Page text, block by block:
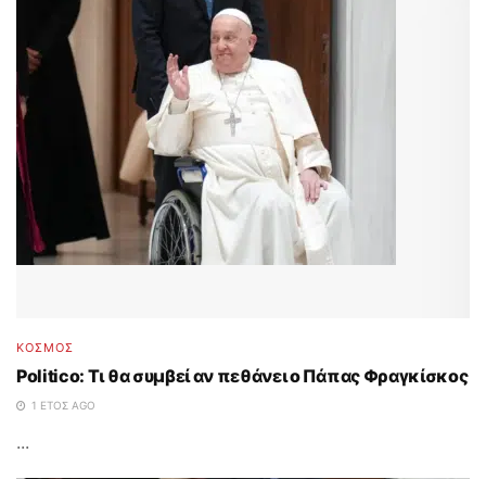
ΚΟΣΜΟΣ
Politico: Tι θα συμβεί αν πεθάνει ο Πάπας Φραγκίσκος
1 ΈΤΟΣ AGO
...